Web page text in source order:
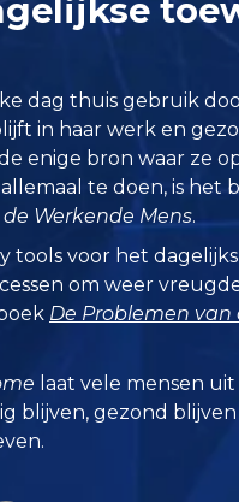
dag thuis gebruik
in haar werk en
enige bron waar ze
te doen, is het
Werkende Mens.
tools voor het
om weer
De Problemen van
laat vele mensen
blijven, gezond